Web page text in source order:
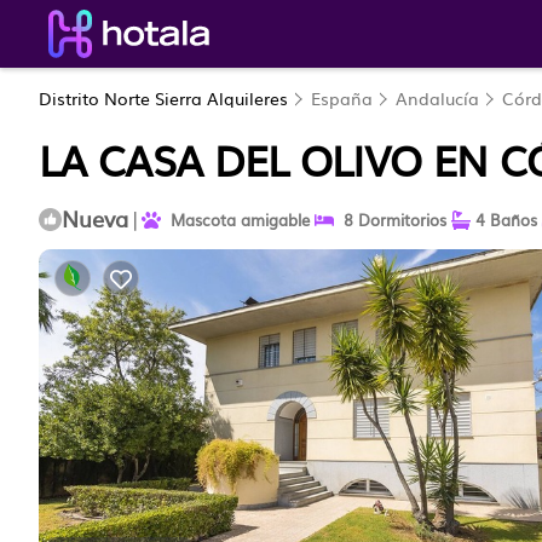
Distrito Norte Sierra Alquileres España Andalucía
LA CASA DEL OLIVO EN
Nueva | Mascota amigable 8 Dormitorios 4 Baños